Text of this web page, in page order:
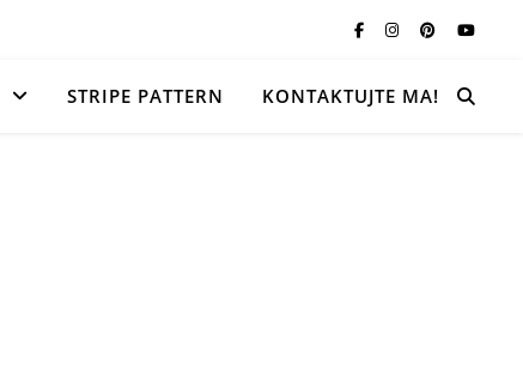
STRIPE PATTERN KONTAKTUJTE MA!